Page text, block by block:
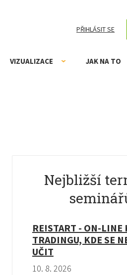
PŘIHLÁSIT SE
VIZUALIZACE JAK NA TO
Nejbližší
RE!START - ON-LINE
TRADINGU, KDE SE
UČIT
10. 8. 2026